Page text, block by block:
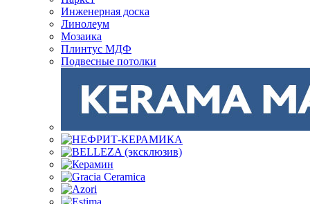
Инженерная доска
Линолеум
Мозаика
Плинтус МДФ
Подвесные потолки